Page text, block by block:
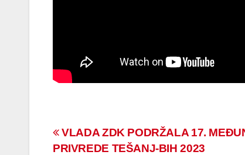
Navigacija
VLADA ZDK PODRŽALA 17.
PRIVREDE TEŠANJ-BIH 2023